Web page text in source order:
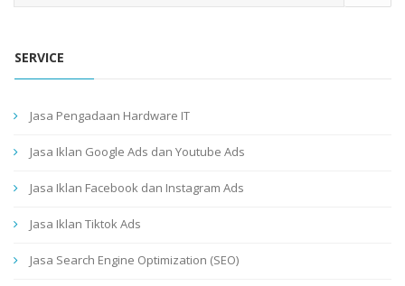
SERVICE
Jasa Pengadaan Hardware IT
Jasa Iklan Google Ads dan Youtube Ads
Jasa Iklan Facebook dan Instagram Ads
Jasa Iklan Tiktok Ads
Jasa Search Engine Optimization (SEO)